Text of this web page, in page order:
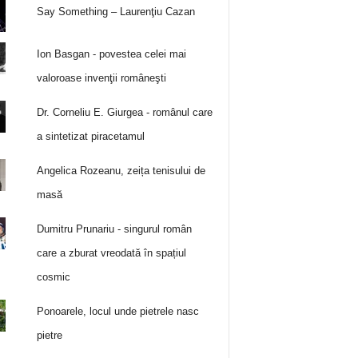
Say Something – Laurenţiu Cazan
Ion Basgan - povestea celei mai
valoroase invenţii româneşti
Dr. Corneliu E. Giurgea - românul care
a sintetizat piracetamul
Angelica Rozeanu, zeița tenisului de
masă
Dumitru Prunariu - singurul român
care a zburat vreodată în spațiul
cosmic
Ponoarele, locul unde pietrele nasc
pietre